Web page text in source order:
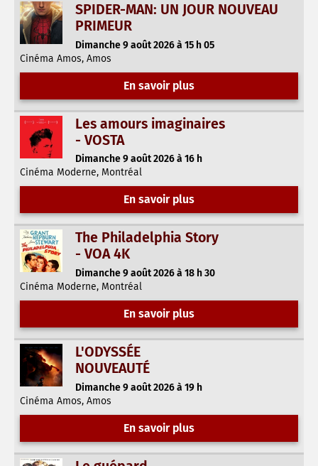
SPIDER-MAN: UN JOUR NOUVEAU
PRIMEUR
Dimanche 9 août 2026 à 15 h 05
Cinéma Amos, Amos
En savoir plus
Les amours imaginaires
- VOSTA
Dimanche 9 août 2026 à 16 h
Cinéma Moderne, Montréal
En savoir plus
The Philadelphia Story
- VOA 4K
Dimanche 9 août 2026 à 18 h 30
Cinéma Moderne, Montréal
En savoir plus
L'ODYSSÉE
NOUVEAUTÉ
Dimanche 9 août 2026 à 19 h
Cinéma Amos, Amos
En savoir plus